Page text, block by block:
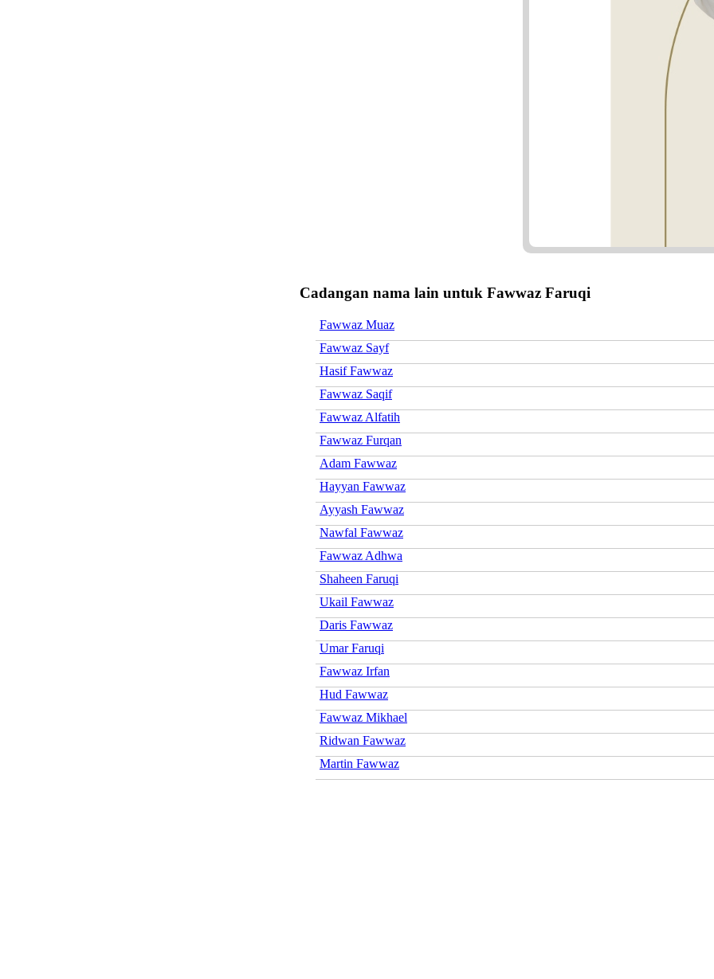
Cadangan nama lain untuk Fawwaz Faruqi
Fawwaz Muaz
Fawwaz Sayf
Hasif Fawwaz
Fawwaz Saqif
Fawwaz Alfatih
Fawwaz Furqan
Adam Fawwaz
Hayyan Fawwaz
Ayyash Fawwaz
Nawfal Fawwaz
Fawwaz Adhwa
Shaheen Faruqi
Ukail Fawwaz
Daris Fawwaz
Umar Faruqi
Fawwaz Irfan
Hud Fawwaz
Fawwaz Mikhael
Ridwan Fawwaz
Martin Fawwaz